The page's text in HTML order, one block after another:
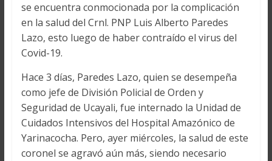
se encuentra conmocionada por la complicación
en la salud del Crnl. PNP Luis Alberto Paredes
Lazo, esto luego de haber contraído el virus del
Covid-19.
Hace 3 días, Paredes Lazo, quien se desempeña
como jefe de División Policial de Orden y
Seguridad de Ucayali, fue internado la Unidad de
Cuidados Intensivos del Hospital Amazónico de
Yarinacocha. Pero, ayer miércoles, la salud de este
coronel se agravó aún más, siendo necesario